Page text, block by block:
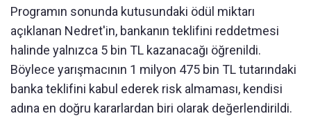
Programın sonunda kutusundaki ödül miktarı
açıklanan Nedret'in, bankanın teklifini reddetmesi
halinde yalnızca 5 bin TL kazanacağı öğrenildi.
Böylece yarışmacının 1 milyon 475 bin TL tutarındaki
banka teklifini kabul ederek risk almaması, kendisi
adına en doğru kararlardan biri olarak değerlendirildi.